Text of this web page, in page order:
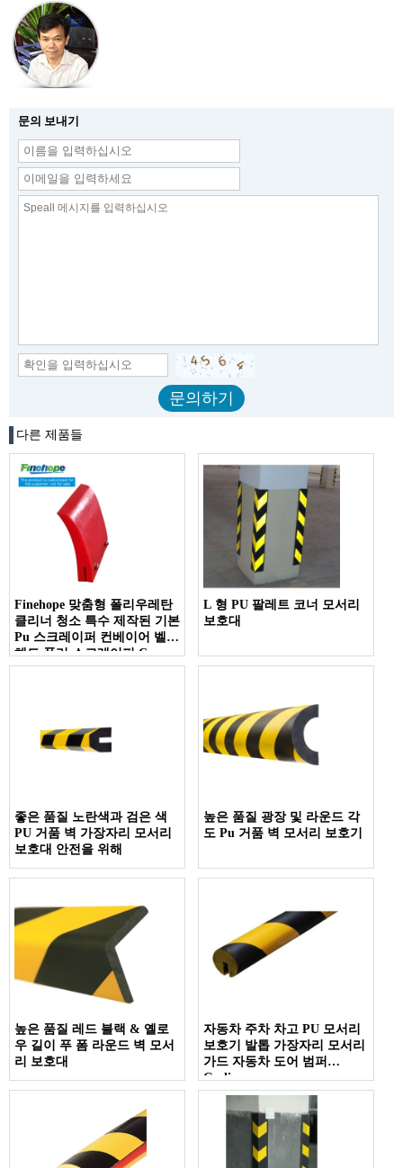
문의 보내기
다른 제품들
Finehope 맞춤형 폴리우레탄
클리너 청소 특수 제작된 기본
Pu 스크레이퍼 컨베이어 벨트
헤드 풀리 스크레이퍼 C
L 형 PU 팔레트 코너 모서리
보호대
좋은 품질 노란색과 검은 색
PU 거품 벽 가장자리 모서리
보호대 안전을 위해
높은 품질 광장 및 라운드 각
도 Pu 거품 벽 모서리 보호기
높은 품질 레드 블랙 & 옐로
우 길이 푸 폼 라운드 벽 모서
리 보호대
자동차 주차 차고 PU 모서리
보호기 발톱 가장자리 모서리
가드 자동차 도어 범퍼
Geelian